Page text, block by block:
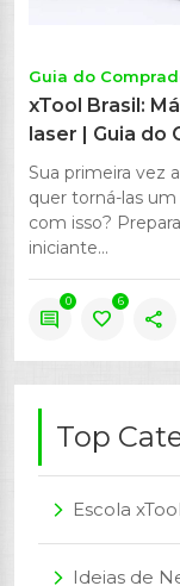
Guia do
xTool Brasil:
laser | Guia do
Sua primeira vez
quer torná-las
com isso?
iniciante...
comment
0
favorite
6
share
Top
arrow_forward_ios Escola xTool
arrow_forward_ios Ideias de